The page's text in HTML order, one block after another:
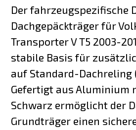
Der fahrzeugspezifische
Dachgepäckträger für
Transporter V T5 2003-
stabile Basis für
auf Standard-Dachreling
Gefertigt aus Aluminium
Schwarz ermöglicht der
Grundträger einen